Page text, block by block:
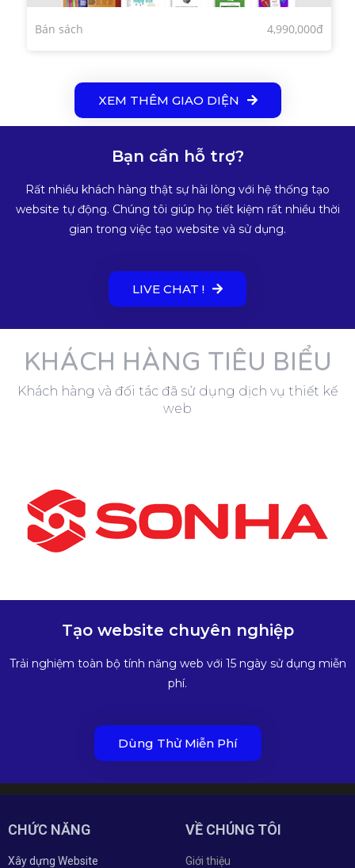
Bán sách 4,990,000đ
XEM THÊM GIAO DIỆN
Bạn cần hỗ trợ?
Rất nhiều khách hàng thật sự hài lòng với hệ thống tạo
website tự động. Chúng tôi giúp họ tiết kiệm rất nhiều thời
gian trong việc tạo website và sử dụng.
LIVE CHAT !
KHÁCH HÀNG TIÊU BIỂU
Khách hàng và đối tác đã sử dụng dịch vụ thiết kế
web
Tạo website chuyên nghiệp
Trải nghiệm toàn bộ tính năng web với 15 ngày sử dụng miễn
phí.
Dùng Thử Miễn Phí
CHỨC NĂNG
Xây dựng Website
VỀ CHÚNG TÔI
Giới thiệu